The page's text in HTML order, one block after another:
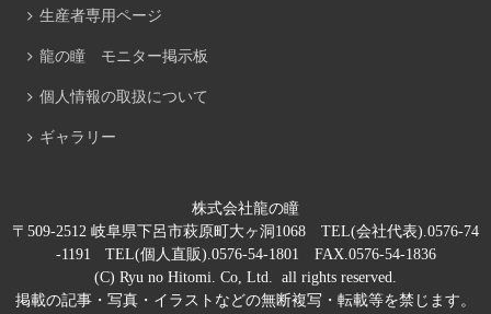
生産者専用ページ
龍の瞳 モニター掲示板
個人情報の取扱について
ギャラリー
株式会社龍の瞳
〒509-2512 岐阜県下呂市萩原町大ヶ洞1068 TEL(会社代表).0576-74
-1191 TEL(個人直販).0576-54-1801 FAX.0576-54-1836
(C) Ryu no Hitomi. Co, Ltd. all rights reserved.
掲載の記事・写真・イラストなどの無断複写・転載等を禁じます。